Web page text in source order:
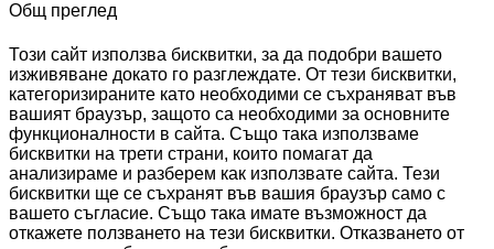
Общ преглед
Този сайт използва бисквитки, за да подобри вашето
изживяване докато го разглеждате. От тези бисквитки,
категоризираните като необходими се съхраняват във
вашият браузър, защото са необходими за основните
функционалности в сайта. Също така използваме
бисквитки на трети страни, които помагат да
анализираме и разберем как използвате сайта. Тези
бисквитки ще се съхранят във вашия браузър само с
вашето съгласие. Също така имате възможност да
откажете ползването на тези бисквитки. Отказването от